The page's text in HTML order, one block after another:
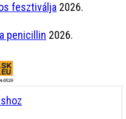
fesztiválja 2026.
penicillin 2026.